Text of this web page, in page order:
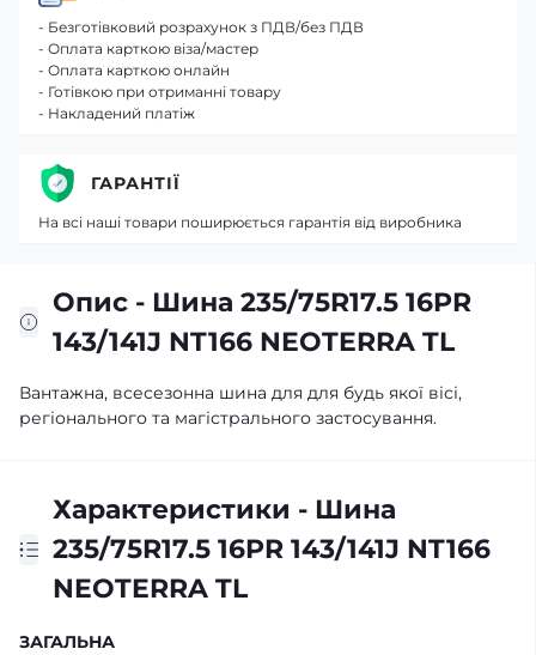
Опис - Шина 235/75R17.5 16PR
143/141J NT166 NEOTERRA TL
Вантажна, всесезонна шина для для будь якої вісі,
регіонального та магістрального застосування.
Характеристики - Шина
235/75R17.5 16PR 143/141J NT166
NEOTERRA TL
ЗАГАЛЬНА
- Безготівковий розрахунок з ПДВ/без ПДВ
- Оплата карткою віза/мастер
- Оплата карткою онлайн
- Готівкою при отриманні товару
- Накладений платіж
ГАРАНТІЇ
На всі наші товари поширюється гарантія від виробника